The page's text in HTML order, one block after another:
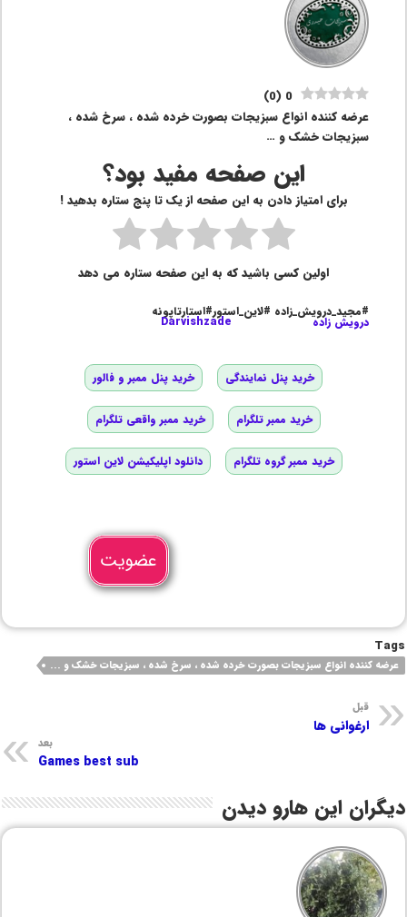
0
(
0
)
عرضه کننده انواع سبزیجات بصورت خرده شده ، سرخ شده ،
سبزیجات خشک و …
این صفحه مفید بود؟
برای امتیاز دادن به این صفحه از یک تا پنج ستاره بدهید !
اولین کسی باشید که به این صفحه ستاره می دهد
#مجید_درویش_زاده #لاین_استور#استارتاپونه
درویش زاده Darvishzade
خرید پنل نمایندگی خرید پنل ممبر و فالور
خرید ممبر تلگرام خرید ممبر واقعی تلگرام
خرید ممبر گروه تلگرام دانلود اپلیکیشن لاین استور
عضویت
Tags
عرضه کننده انواع سبزیجات بصورت خرده شده ، سرخ شده ، سبزیجات خشک و ...
قبل
ارغوانی ها
بعد
Games best sub
دیگران این هارو دیدن